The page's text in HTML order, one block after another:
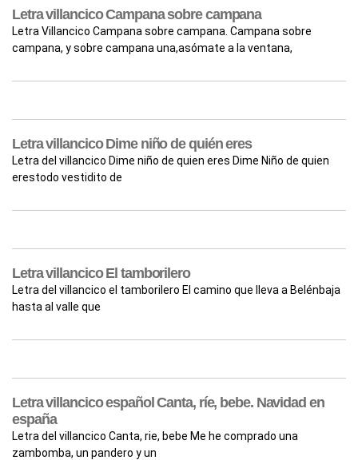
Letra villancico Campana sobre campana
Letra Villancico Campana sobre campana. Campana sobre
campana, y sobre campana una,asómate a la ventana,
Letra villancico Dime niño de quién eres
Letra del villancico Dime niño de quien eres Dime Niño de quien
erestodo vestidito de
Letra villancico El tamborilero
Letra del villancico el tamborilero El camino que lleva a Belénbaja
hasta al valle que
Letra villancico español Canta, ríe, bebe. Navidad en
españa
Letra del villancico Canta, rie, bebe Me he comprado una
zambomba, un pandero y un